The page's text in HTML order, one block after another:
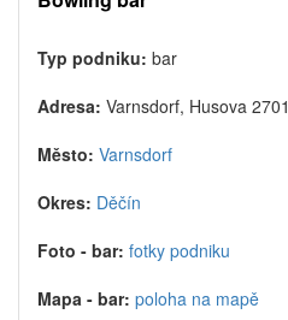
Typ podniku: bar
Adresa: Varnsdorf, Husova 2701
Město: Varnsdorf
Okres: Děčín
Foto - bar: fotky podniku
Mapa - bar: poloha na mapě